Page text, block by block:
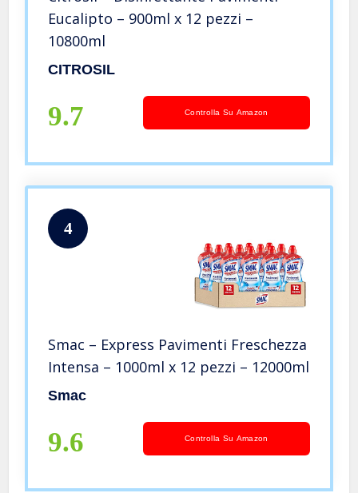
Eucalipto – 900ml x 12 pezzi –
10800ml
CITROSIL
9.7 Controlla Su Amazon
4
Smac – Express Pavimenti Freschezza
Intensa – 1000ml x 12 pezzi – 12000ml
Smac
9.6 Controlla Su Amazon